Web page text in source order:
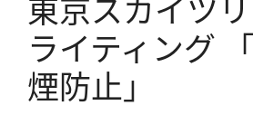
ライティング
煙防止」